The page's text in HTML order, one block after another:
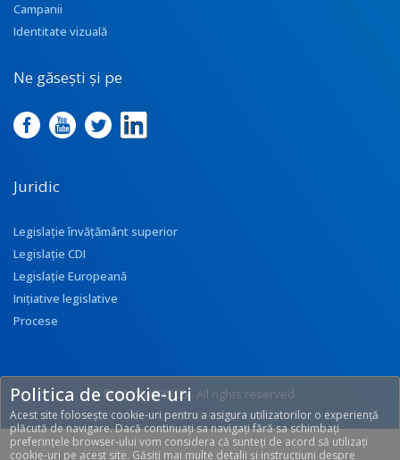
Campanii
Identitate vizuală
Ne găsești și pe
Juridic
Legislație învățământ superior
Legislație CDI
Legislație Europeană
Inițiative legislative
Procese
© 2017 UEFISCDI. All rights reserved.
[T: 0.3397, O: 113]
Politica de cookie-uri
Acest site folosește cookie-uri pentru a asigura utilizatorilor o experiență
plăcută de navigare. Dacă continuați sa navigați fără sa schimbați
preferințele browser-ului vom considera că sunteți de acord să utilizați
cookie-uri pe acest site. Găsiți mai multe detalii și instrucțiuni despre